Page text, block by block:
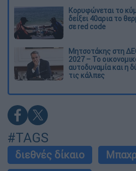
Κορυφώνεται το
δείξει 40αρια το
σε red code
Μητσοτάκης στη
2027 – Το
αυτοδυναμία και η
τις κάλπες
#TAGS
διεθνές δίκαιο